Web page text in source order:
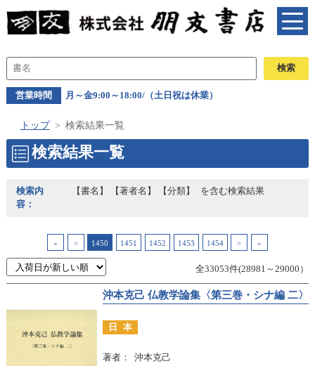
営業時間 月～金9:00～18:00/（土日祝は休業）
トップ 検索結果一覧
検索結果一覧
検索内
容：
【書名】 【著者名】 【分類】 を含む検索結果
« < 1450 1451 1452 1453 1454 > »
全33053件(28981～29000）
沖本克己 仏教学論集〈第三巻・シナ編 二〉
日本
著者
沖本克己